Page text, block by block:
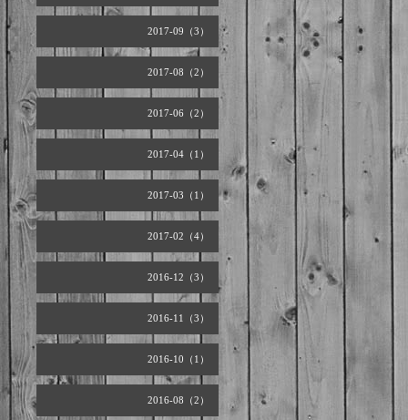
2017-09（3）
2017-08（2）
2017-06（2）
2017-04（1）
2017-03（1）
2017-02（4）
2016-12（3）
2016-11（3）
2016-10（1）
2016-08（2）